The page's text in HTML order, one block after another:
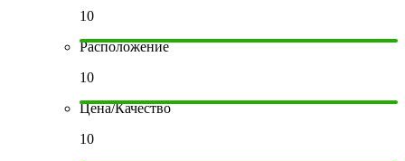
10
Расположение
10
Цена/Качество
10